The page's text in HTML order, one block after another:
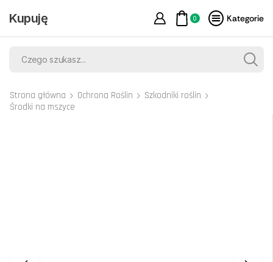
Kupuję 0 Kategorie
Strona główna Ochrona Roślin
Szkodniki roślin
Środki na mszyce